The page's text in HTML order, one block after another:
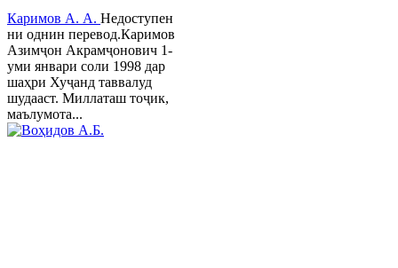
Каримов А. А. Недоступен
ни однин перевод.Каримов
Азимҷон Акрамҷонович 1-
уми январи соли 1998 дар
шаҳри Хуҷанд таввалуд
шудааст. Миллаташ тоҷик,
маълумота...